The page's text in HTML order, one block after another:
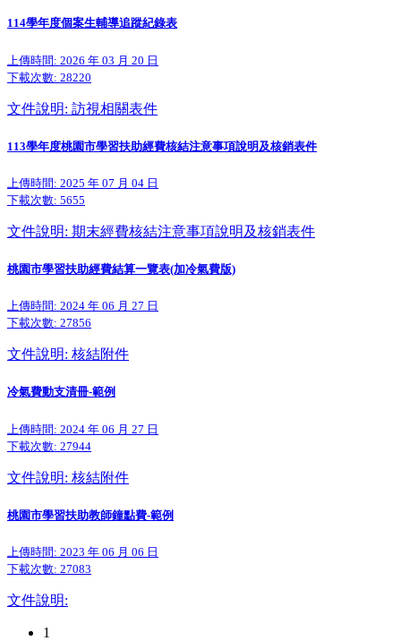
114學年度個案生輔導追蹤紀錄表
上傳時間: 2026 年 03 月 20 日
下載次數: 28220
文件說明: 訪視相關表件
113學年度桃園市學習扶助經費核結注意事項說明及核銷表件
上傳時間: 2025 年 07 月 04 日
下載次數: 5655
文件說明: 期末經費核結注意事項說明及核銷表件
桃園市學習扶助經費結算一覽表(加冷氣費版)
上傳時間: 2024 年 06 月 27 日
下載次數: 27856
文件說明: 核結附件
冷氣費動支清冊-範例
上傳時間: 2024 年 06 月 27 日
下載次數: 27944
文件說明: 核結附件
桃園市學習扶助教師鐘點費-範例
上傳時間: 2023 年 06 月 06 日
下載次數: 27083
文件說明:
1